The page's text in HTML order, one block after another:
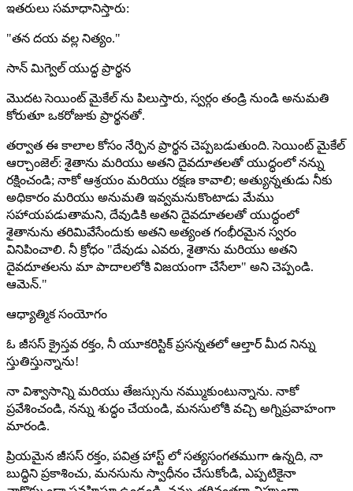
ఇతరులు సమాధానిస్తారు:
"తన దయ వల్ల నిత్యం."
సాన్ మిగ్వెల్ యుద్ధ ప్రార్థన
మొదట సెయింట్ మైకేల్ ను పిలుస్తారు, స్వర్గం తండ్రి నుండి అనుమతి
కోరుతూ ఒకరోజుకు ప్రార్థనతో.
తర్వాత ఈ కాలాల కోసం నేర్పిన ప్రార్థన చెప్పబడుతుంది. సెయింట్ మైకేల్
ఆర్చాంజెల్: శైతాను మరియు అతని దైవదూతలతో యుద్ధంలో నన్ను
రక్షించండి; నాకో ఆశ్రయం మరియు రక్షణ కావాలి; అత్యున్నతుడు నీకు
అధికారం మరియు అనుమతి ఇవ్వమనుకొంటాడు మేము
సహాయపడుతామని, దేవుడికి అతని దైవదూతలతో యుద్ధంలో
శైతానును తరిమివేసేందుకు అతని అత్యంత గంభీరమైన స్వరం
వినిపించాలి. నీ క్రోధం "దేవుడు ఎవరు, శైతాను మరియు అతని
దైవదూతలను మా పాదాలలోకి విజయంగా చేసేలా" అని చెప్పండి.
ఆమెన్."
ఆధ్యాత్మిక సంయోగం
ఓ జీసస్ క్రైస్తవ రక్తం, నీ యూకరిస్టిక్ ప్రసన్నతలో ఆల్తార్ మీద నిన్ను
స్తుతిస్తున్నాను!
నా విశ్వాసాన్ని మరియు తేజస్సును నమ్ముకుంటున్నాను. నాకో
ప్రవేశించండి, నన్ను శుద్ధం చేయండి, మనసులోకి వచ్చి అగ్నిప్రవాహంగా
మారండి.
ప్రియమైన జీసస్ రక్తం, పవిత్ర హాస్ట్ లో సత్యసంగతముగా ఉన్నది, నా
బుద్ధిని ప్రకాశించు, మనసును స్వాధీనం చేసుకోండి, ఎప్పటికైనా